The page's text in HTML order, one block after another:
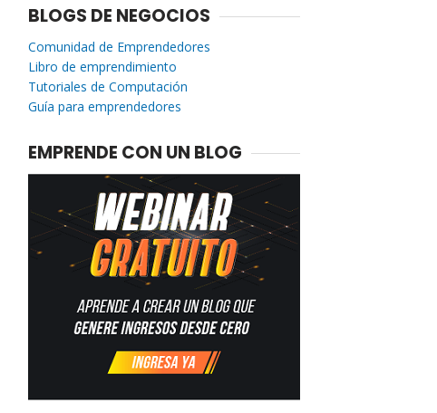
BLOGS DE NEGOCIOS
Comunidad de Emprendedores
Libro de emprendimiento
Tutoriales de Computación
Guía para emprendedores
EMPRENDE CON UN BLOG